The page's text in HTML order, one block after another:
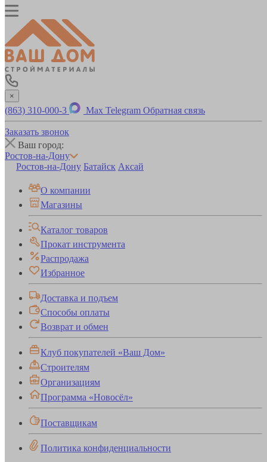
×
(863) 310-000-3 Max Telegram Обратная связь
Заказать звонок
Ваш город:
Ростов-на-Дону
Ростов-на-Дону Батайск Аксай
О компании
Магазины
Каталог товаров
Прокат инструмента
Распродажа
Избранное
Доставка и подъем
Способы оплаты
Возврат и обмен
Клуб покупателей «Ваш Дом»
Строителям
Организациям
Программа «Новосёл»
Поставщикам
Политика конфиденциальности